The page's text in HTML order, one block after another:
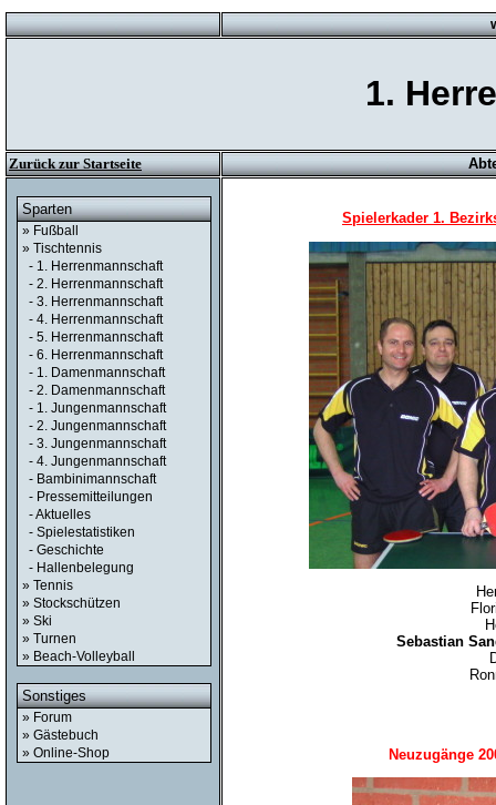
1.
Zurück zur Startseite
Sparten
» Fußball
» Tischtennis
- 1. Herrenmannschaft
- 2. Herrenmannschaft
- 3. Herrenmannschaft
- 4. Herrenmannschaft
- 5. Herrenmannschaft
- 6. Herrenmannschaft
- 1. Damenmannschaft
- 2. Damenmannschaft
- 1. Jungenmannschaft
- 2. Jungenmannschaft
- 3. Jungenmannschaft
- 4. Jungenmannschaft
- Bambinimannschaft
- Pressemitteilungen
- Aktuelles
- Spielestatistiken
- Geschichte
- Hallenbelegung
» Tennis
» Stockschützen
» Ski
» Turnen
» Beach-Volleyball
Sonstiges
» Forum
» Gästebuch
» Online-Shop
Spielerkader 1.
Sebastian
Neuzugänge